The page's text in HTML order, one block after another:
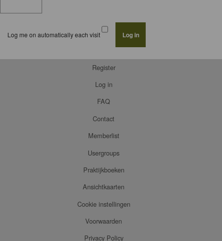
Log me on automatically each visit
Register
Log in
FAQ
Contact
Memberlist
Usergroups
Praktijkboeken
Ansichtkaarten
Cookie instellingen
Voorwaarden
Privacy Policy